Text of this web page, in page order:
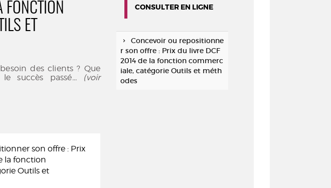
ET
des clients ? Que
succès passé... (voir
son offre : Prix
la fonction
Outils et
CONSULTER EN LIGNE
Concevoir ou repositionne
r son offre : Prix du livre DCF
2014 de la fonction commerc
iale, catégorie Outils et méth
odes